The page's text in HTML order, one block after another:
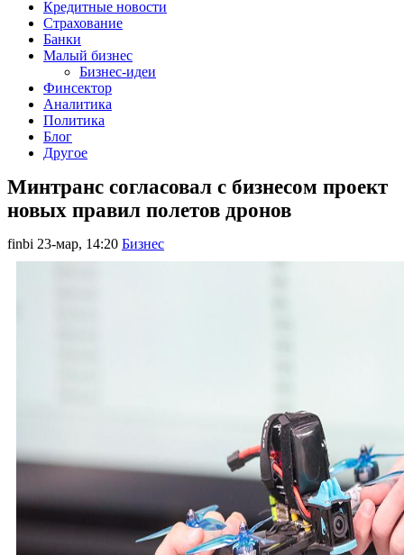
Кредитные новости
Страхование
Банки
Малый бизнес
Бизнес-идеи
Финсектор
Аналитика
Политика
Блог
Другое
Минтранс согласовал с бизнесом проект
новых правил полетов дронов
finbi 23-мар, 14:20 Бизнес